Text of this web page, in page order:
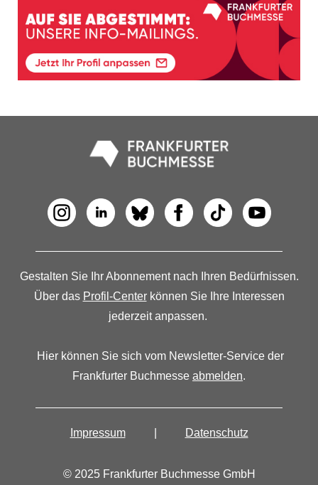
Gestalten Sie Ihr Abonnement nach Ihren Bedürfnissen.
Über das Profil-Centerkönnen Sie Ihre Interessen
jederzeit anpassen.
Hier können Sie sich vom Newsletter-Service der
Frankfurter Buchmesse abmelden.
Impressum| Datenschutz
© 2025 Frankfurter Buchmesse GmbH